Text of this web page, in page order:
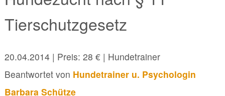
Tierschutzgesetz
20.04.2014| Preis: 28 € | Hundetrainer
Beantwortet von Hundetrainer u. Psychologin
Barbara Schütze